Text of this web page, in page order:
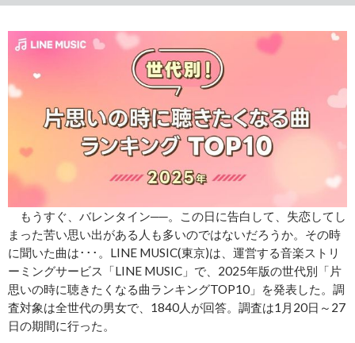
もうすぐ、バレンタイン──。この日に告白して、失恋してし
まった苦い思い出がある人も多いのではないだろうか。その時
に聞いた曲は･･･。LINE MUSIC(東京)は、運営する音楽ストリ
ーミングサービス「LINE MUSIC」で、2025年版の世代別「片
思いの時に聴きたくなる曲ランキングTOP10」を発表した。調
査対象は全世代の男女で、1840人が回答。調査は1月20日～27
日の期間に行った。